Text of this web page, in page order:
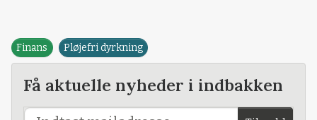
Finans Pløjefri dyrkning
Få aktuelle nyheder i indbakken